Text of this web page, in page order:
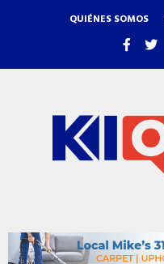
QUIÉNES SOMOS